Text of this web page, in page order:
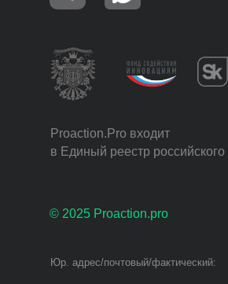
© 2025 Proaction.pro
Proaction.Pro входит
в Единый реестр
Юр. адрес/почтовый/фактический: